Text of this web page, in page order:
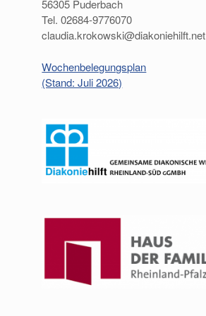
56305 Puderbach
Tel. 02684-9776070
claudia.krokowski@diakoniehilft.net
Wochenbelegungsplan
(Stand: Juli 2026)